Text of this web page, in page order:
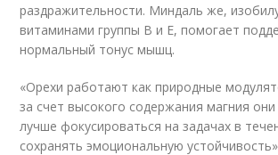
раздражительности. Миндаль же,
витаминами группы В и Е, помогает
нормальный тонус мышц.
«Орехи работают как природные
за счет высокого содержания магния
лучше фокусироваться на задачах в
сохранять эмоциональную